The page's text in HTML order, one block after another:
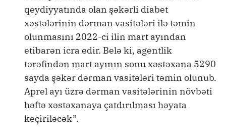
qeydiyyatında olan şəkərli diabet
xəstələrinin dərman vasitələri ilə təmin
olunmasını 2022-ci ilin mart ayından
etibarən icra edir. Belə ki, agentlik
tərəfindən mart ayının sonu xəstəxana 5290
sayda şəkər dərman vasitələri təmin olunub.
Aprel ayı üzrə dərman vasitələrinin növbəti
həftə xəstəxanaya çatdırılması həyata
keçiriləcək”.